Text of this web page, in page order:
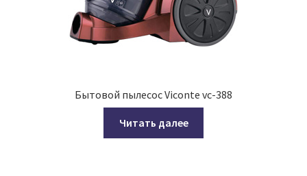
Бытовой пылесос Viconte vc-388
Читать далее